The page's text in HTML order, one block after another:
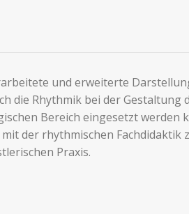
und erweiterte
die Rhythmik bei der Gestaltung
Bereich eingesetzt werden
der rhythmischen Fachdidaktik
Praxis.